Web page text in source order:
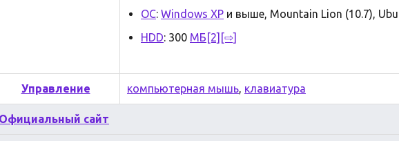
ОС: Windows XP и выше, Mountain Lion (10.7),
HDD: 300 МБ [2] [⇨]
Управление компьютерная мышь, клавиатура
Официальный сайт